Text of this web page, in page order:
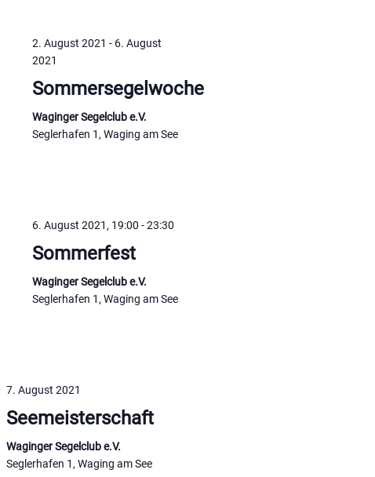
2. August 2021 - 6. August
2021
Sommersegelwoche
Waginger Segelclub e.V.
Seglerhafen 1, Waging am See
6. August 2021, 19:00 -23:30
Sommerfest
Waginger Segelclub e.V.
Seglerhafen 1, Waging am See
7. August 2021
Seemeisterschaft
Waginger Segelclub e.V.
Seglerhafen 1, Waging am See